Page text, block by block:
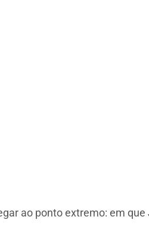
ao ponto extremo: em que